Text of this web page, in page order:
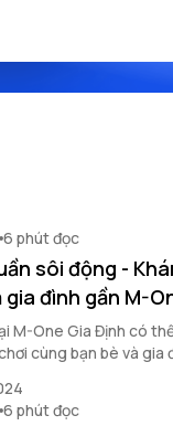
6 phút đọc
sôi động -
đình gần M-
M-One Gia Định có
cùng bạn bè và
6 phút đọc